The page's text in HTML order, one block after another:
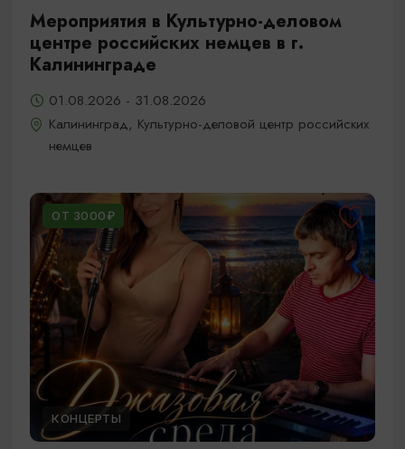
Мероприятия в Культурно-деловом
центре российских немцев в г.
Калининграде
01.08.2026 - 31.08.2026
Калининград, Культурно-деловой центр российских
немцев
ОТ 3000₽
КОНЦЕРТЫ